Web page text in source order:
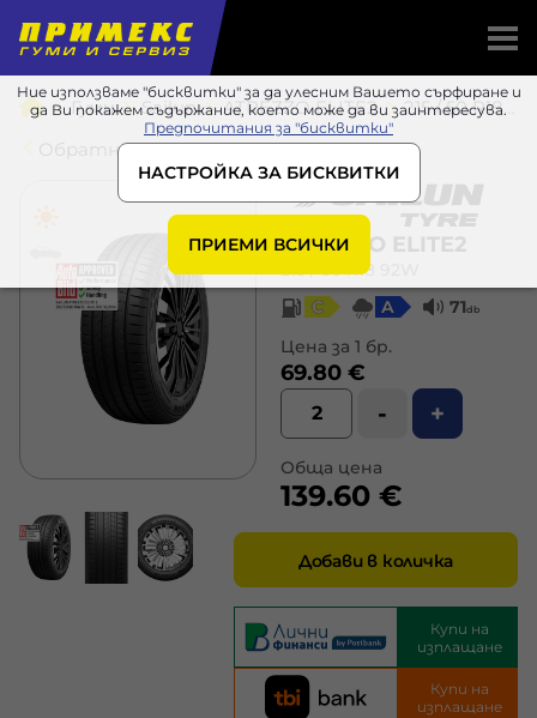
Ние използваме "бисквитки" за да улесним Вашето сърфиране и
да Ви покажем съдържание, което може да ви заинтересува.
Предпочитания за "бисквитки"
НАСТРОЙКА ЗА БИСКВИТКИ
ПРИЕМИ ВСИЧКИ
Гуми Sailun ATREZZO ELITE2
215 / 50 R18 92W
Обратно в списъка
ATREZZO ELITE2
215 / 50 R18 92W
C
A 71db
Цена за 1 бр.
69.80 €
- +
Обща цена
139.60 €
Добави в количка
Купи на
изплащане
Купи на
изплащане